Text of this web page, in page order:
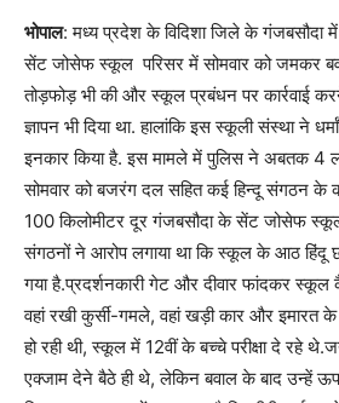
भोपाल: मध्य प्रदेश के विदिशा जिले के गंजबसौदा
सेंट जोसेफ स्कूल परिसर में सोमवार को जमकर
तोड़फोड़ भी की और स्कूल प्रबंधन पर कार्रवाई
ज्ञापन भी दिया था. हालांकि इस स्कूली संस्था ने
इनकार किया है. इस मामले में पुलिस ने अबतक 4
सोमवार को बजरंग दल सहित कई हिन्दू संगठन के
100 किलोमीटर दूर गंजबसौदा के सेंट जोसेफ
संगठनों ने आरोप लगाया था कि स्कूल के आठ हिंदू
गया है.प्रदर्शनकारी गेट और दीवार फांदकर‎
वहां रखी कुर्सी-गमले, वहां खड़ी‎ कार और इमारत
हो रही थी, स्कूल में 12वीं के बच्चे परीक्षा दे रहे
एक्जाम देने बैठे ही थे, लेकिन बवाल के बाद उन्हें